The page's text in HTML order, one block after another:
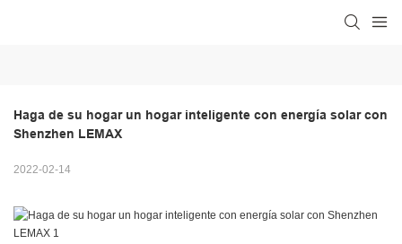
Haga de su hogar un hogar inteligente con energía solar con
Shenzhen LEMAX
2022-02-14